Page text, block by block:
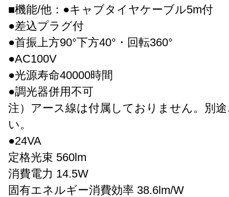
■機能/他：●キャブタイヤケーブル5m付
●差込プラグ付
●首振上方90°下方40°・回転360°
●AC100V
●光源寿命40000時間
●調光器併用不可
注）アース線は付属しておりません。別
い。
●24VA
定格光束 560lm
消費電力 14.5W
固有エネルギー消費効率 38.6lm/W